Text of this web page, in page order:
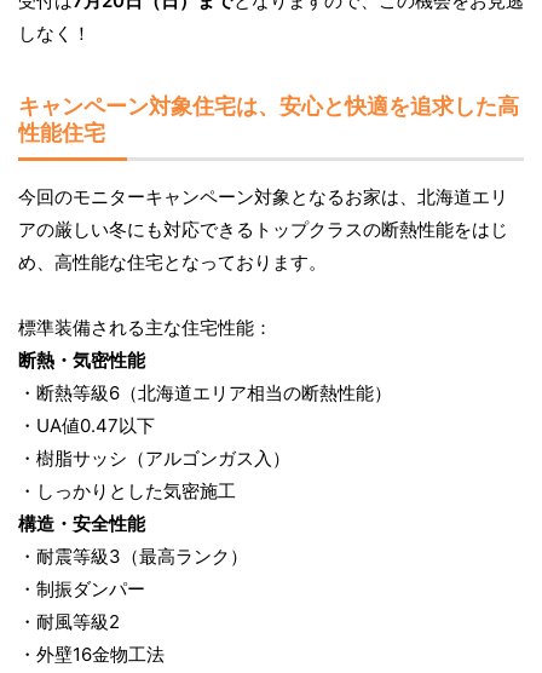
しなく！
キャンペーン対象住宅は、安心と快適を追求した高
性能住宅
今回のモニターキャンペーン対象となるお家は、北海道エリ
アの厳しい冬にも対応できるトップクラスの断熱性能をはじ
め、高性能な住宅となっております。
標準装備される主な住宅性能：
断熱・気密性能
・断熱等級6（北海道エリア相当の断熱性能）
・UA値0.47以下
・樹脂サッシ（アルゴンガス入）
・しっかりとした気密施工
構造・安全性能
・耐震等級3（最高ランク）
・制振ダンパー
・耐風等級2
・外壁16金物工法